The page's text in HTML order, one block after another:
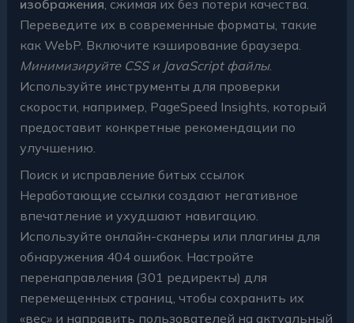
изображения , сжимая их без потери качества.
Переведите их в современные форматы, такие
как WebP. Включите кэширование браузера.
Минимизируйте CSS и JavaScript файлы.
Используйте инструменты для проверки
скорости, например, PageSpeed Insights, который
предоставит конкретные рекомендации по
улучшению.
Поиск и исправление битых ссылок
Неработающие ссылки создают негативное
впечатление и ухудшают навигацию.
Используйте онлайн-сканеры или плагины для
обнаружения 404 ошибок. Настройте
перенаправления (301 редиректы) для
перемещенных страниц, чтобы сохранить их
«вес» и направить пользователей на актуальный